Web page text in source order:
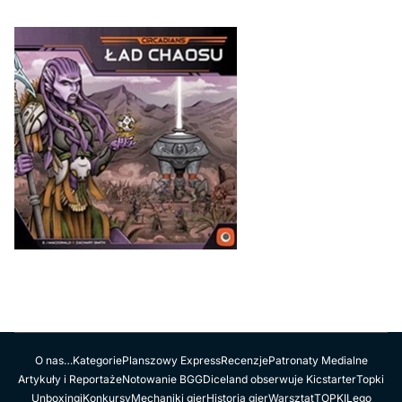
O nas…KategoriePlanszowy ExpressRecenzjePatronaty Medialne
Artykuły i ReportażeNotowanie BGGDiceland obserwuje KicstarterTopki
UnboxingiKonkursyMechaniki gierHistoria gierWarsztatTOPKILego